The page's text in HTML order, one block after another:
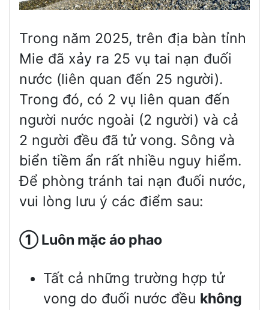
Trong năm 2025, trên địa bàn tỉnh
Mie đã xảy ra 25 vụ tai nạn đuối
nước (liên quan đến 25 người).
Trong đó, có 2 vụ liên quan đến
người nước ngoài (2 người) và cả
2 người đều đã tử vong. Sông và
biển tiềm ẩn rất nhiều nguy hiểm.
Để phòng tránh tai nạn đuối nước,
vui lòng lưu ý các điểm sau:
① Luôn mặc áo phao
Tất cả những trường hợp tử
vong do đuối nước đều không